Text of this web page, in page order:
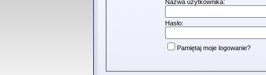
Nazwa użytkownika:
Hasło:
Pamiętaj moje logowanie?